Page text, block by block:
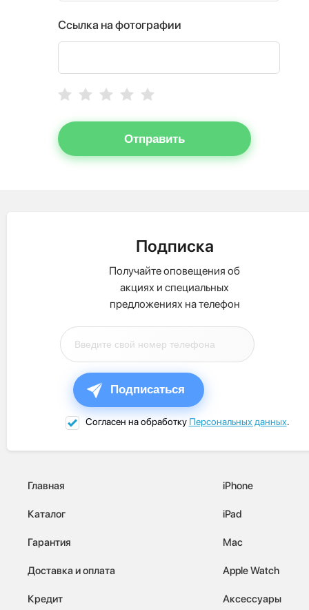
Ссылка на фотографии
Отправить
Подписка
Получайте оповещения об
акциях и специальных
предложениях на телефон
Подписаться
Согласен на обработку Персональных данных.
Главная
Каталог
Гарантия
Доставка и оплата
Кредит
iPhone
iPad
Mac
Apple Watch
Аксессуары